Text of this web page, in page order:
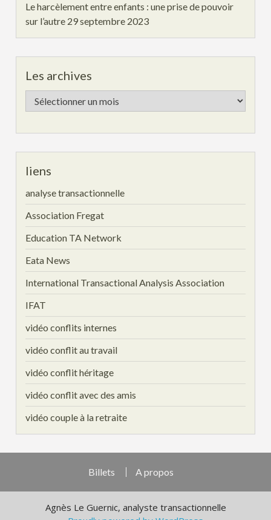
Le harcèlement entre enfants : une prise de pouvoir
sur l’autre 29 septembre 2023
Les archives
Les
archives
liens
analyse transactionnelle
Association Fregat
Education TA Network
Eata News
International Transactional Analysis Association
IFAT
vidéo conflits internes
vidéo conflit au travail
vidéo conflit héritage
vidéo conflit avec des amis
vidéo couple à la retraite
Billets A propos
Agnès Le Guernic, analyste transactionnelle